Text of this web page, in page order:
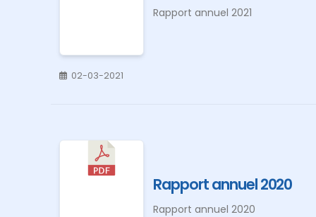
Rapport annuel 2021
02-03-2021
Rapport annuel 2020
Rapport annuel 2020